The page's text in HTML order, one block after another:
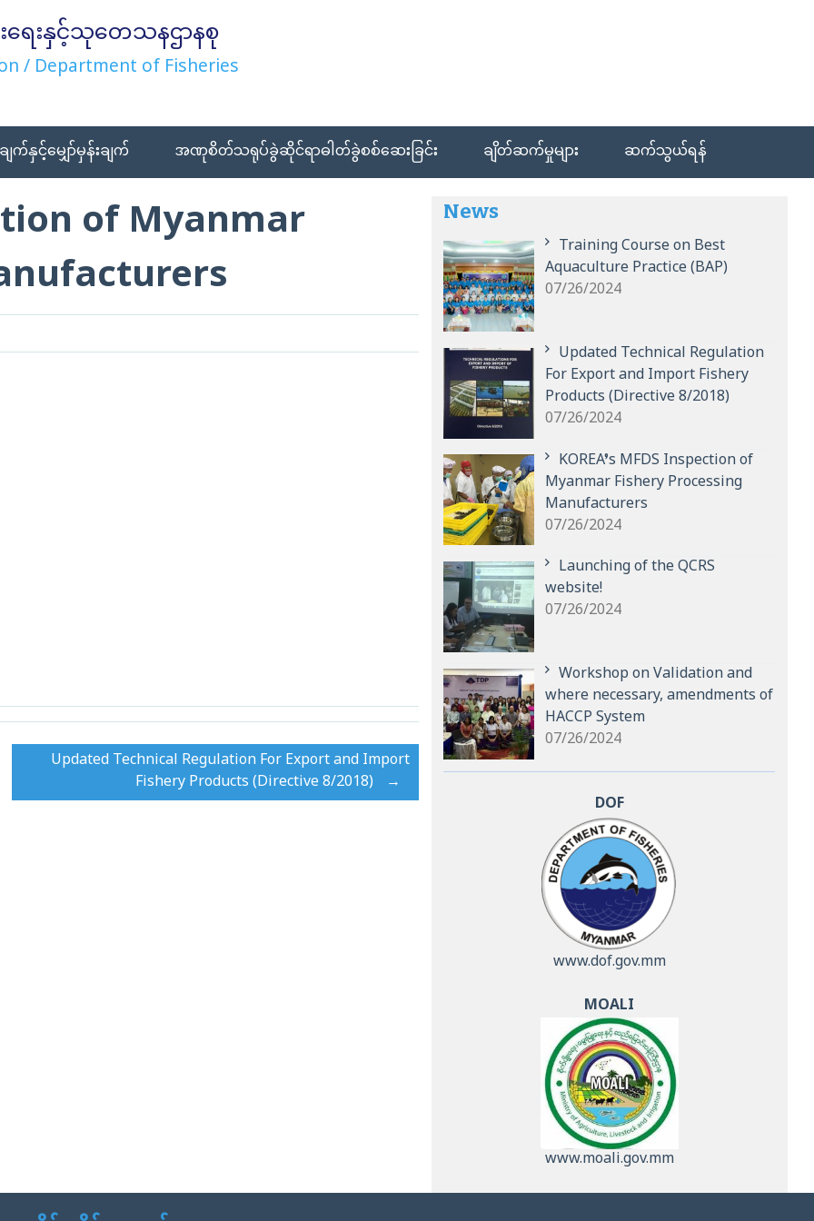
ေးနှင့်သုတေသနဌာနစု
/ Department of Fisheries
က်နှင့်မျှော်မှန်းချက် အဏုစိတ်သရုပ်ခွဲဆိုင်ရာဓါတ်ခွဲစစ်ဆေးခြင်း ချိတ်ဆက်မှုများ ဆက်သွယ်ရန်
of Myanmar
Updated Technical Regulation For Export and Import
Fishery Products (Directive 8/2018) →
News
Training Course on Best
Aquaculture Practice (BAP)
07/26/2024
Updated Technical Regulation
For Export and Import Fishery
Products (Directive 8/2018)
07/26/2024
KOREA’s MFDS Inspection of
Myanmar Fishery Processing
Manufacturers
07/26/2024
Launching of the QCRS
website!
07/26/2024
Workshop on Validation and
where necessary, amendments of
HACCP System
07/26/2024
DOF
www.dof.gov.mm
MOALI
www.moali.gov.mm